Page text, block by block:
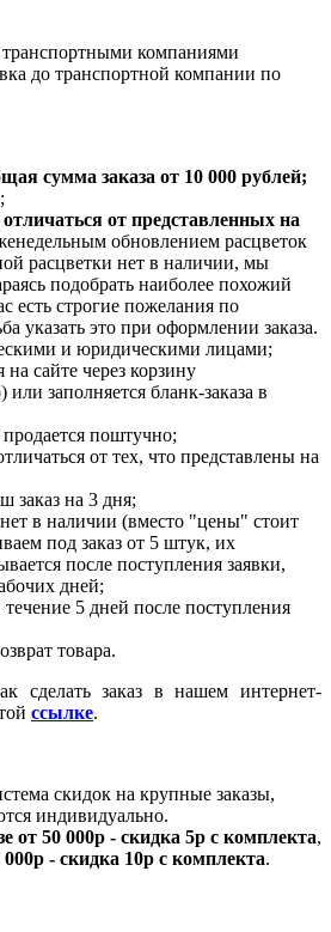
транспортными компаниями
до транспортной компании по
сумма заказа от 10 000 рублей;
от представленных на
обновлением расцветок
расцветки нет в наличии, мы
подобрать наиболее похожий
есть строгие пожелания по
указать это при оформлении заказа.
и юридическими лицами;
на сайте через корзину
или заполняется бланк-заказа в
поштучно;
от тех, что представлены на
заказ на 3 дня;
в наличии (вместо "цены" стоит
под заказ от 5 штук, их
после поступления заявки,
дней;
течение 5 дней после поступления
товара.
сделать заказ в нашем интернет-
ссылке.
скидок на крупные заказы,
индивидуально.
от 50 000р - скидка 5р с комплекта,
000р - скидка 10р с комплекта.